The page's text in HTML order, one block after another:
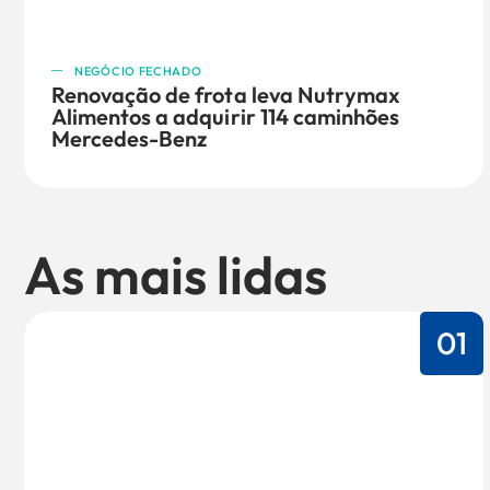
NEGÓCIO FECHADO
Renovação de frota leva Nutrymax
Alimentos a adquirir 114 caminhões
Mercedes-Benz
As mais lidas
01